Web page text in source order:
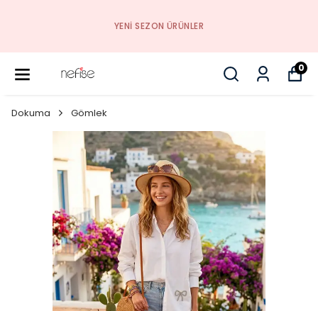
YENI SEZON ÜRÜNLER
0
Dokuma Gömlek